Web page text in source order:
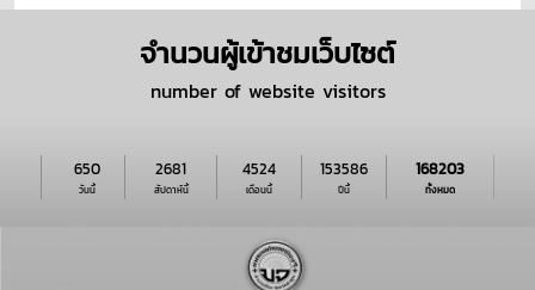
จำนวนผู้เข้าชมเว็บไซต์
number of website visitors
วันนี้
650
สัปดาห์นี้
2681
เดือนนี้
4524
ปีนี้
153586
ทั้งหมด
168203